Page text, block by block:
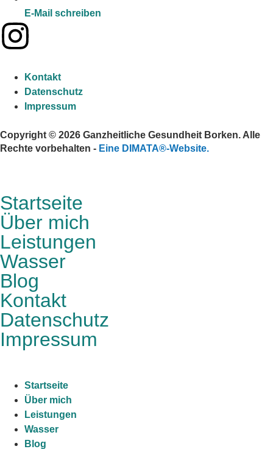
E-Mail schreiben
Kontakt
Datenschutz
Impressum
Copyright © 2026 Ganzheitliche Gesundheit Borken. Alle
Rechte vorbehalten - Eine DIMATA®-Website.
Startseite
Über mich
Leistungen
Wasser
Blog
Kontakt
Datenschutz
Impressum
Startseite
Über mich
Leistungen
Wasser
Blog